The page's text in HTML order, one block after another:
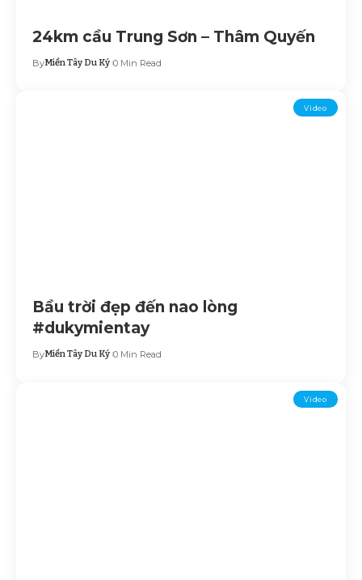
24km cầu Trung Sơn – Thâm Quyến
ByMiền Tây Du Ký 0 Min Read
Video
Bầu trời đẹp đến nao lòng
#dukymientay
ByMiền Tây Du Ký 0 Min Read
Video